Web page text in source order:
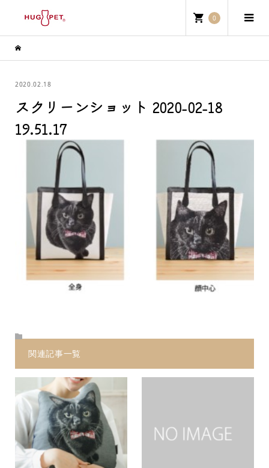
0
2020.02.18
スクリーンショット 2020-02-18
19.51.17
関連記事一覧